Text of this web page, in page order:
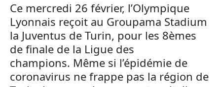
Ce mercredi 26 février, l’Olympique
Lyonnais reçoit au Groupama Stadium
la Juventus de Turin, pour les 8èmes
de finale de la Ligue des
champions. Même si l’épidémie de
coronavirus ne frappe pas la région de